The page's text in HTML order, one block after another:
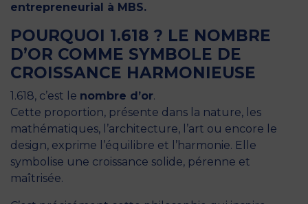
entrepreneurial à MBS.
POURQUOI 1.618 ? LE NOMBRE
D’OR COMME SYMBOLE DE
CROISSANCE HARMONIEUSE
1.618, c’est le nombre d’or.
Cette proportion, présente dans la nature, les
mathématiques, l’architecture, l’art ou encore le
design, exprime l’équilibre et l’harmonie. Elle
symbolise une croissance solide, pérenne et
maîtrisée.